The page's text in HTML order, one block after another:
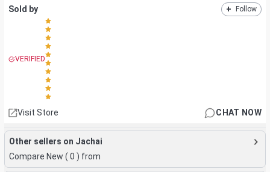
Sold by + Follow
VERIFIED
Visit Store CHAT NOW
Other sellers on Jachai
Compare New ( 0 ) from